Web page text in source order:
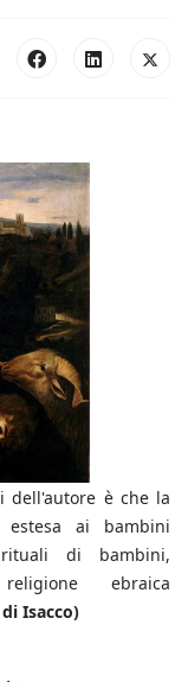
dell'autore è che la
estesa ai bambini
di bambini,
ebraica
Isacco)